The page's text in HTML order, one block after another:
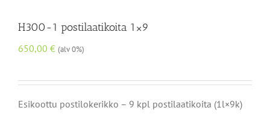
H300-1 postilaatikoita 1×9
650,00 € (alv 0%)
Esikoottu postilokerikko – 9 kpl postilaatikoita (1l×9k)